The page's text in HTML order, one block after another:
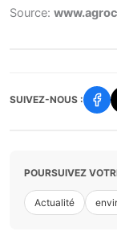
Source:
SUIVEZ-NOUS :
POURSUIVEZ
Actualité